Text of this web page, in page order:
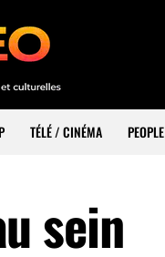
TÉLÉ / CINÉMA PEOPLE
sein